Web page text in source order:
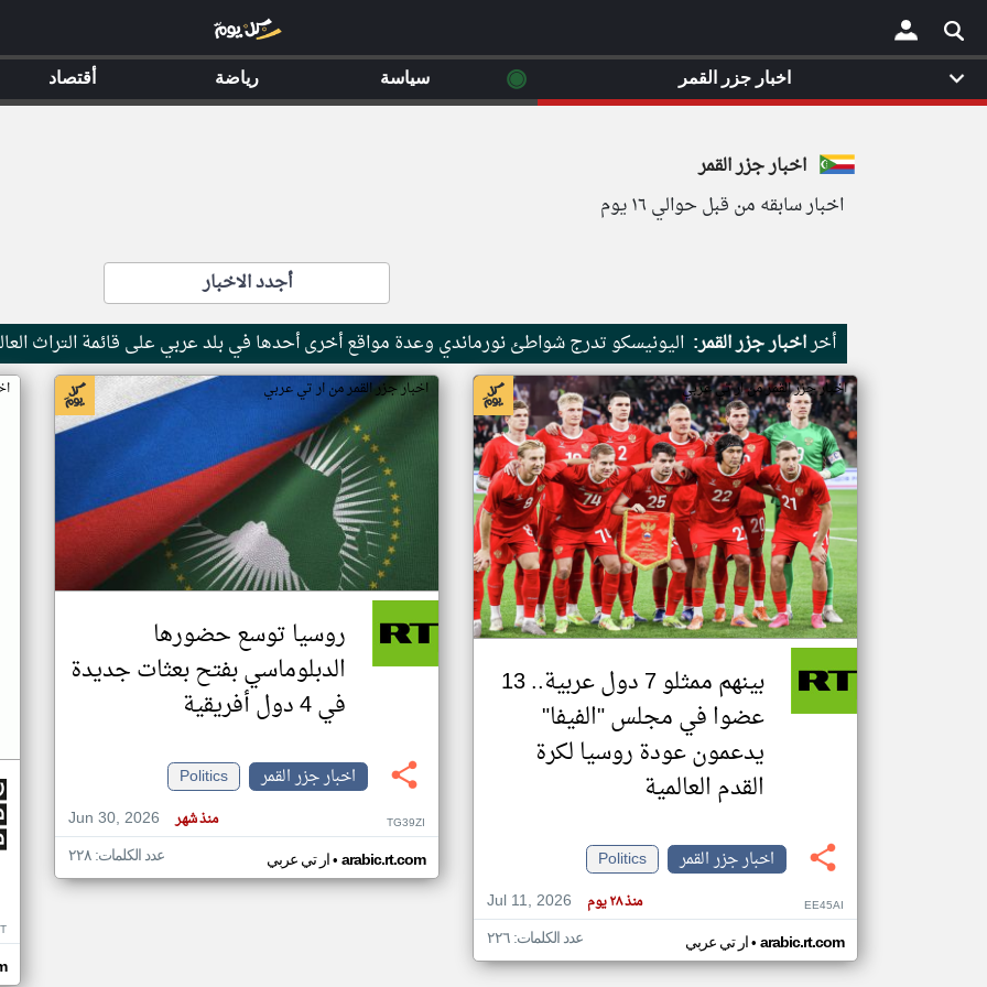
×
اخبار جزر القمر
اخبار سابقه من قبل حوالي ١٦ يوم
أجدد الاخبار
أخراخبار جزر القمر: اليونيسكو تدرج شواطئ نورماندي وعدة مواقع أخرى أحدها في بلد عربي على قائمة التراث
اخبار جزر القمر من ار تي عربي
بينهم ممثلو 7 دول عربية.. 13
عضوا في مجلس "الفيفا"
يدعمون عودة روسيا لكرة
القدم العالمية
اخبار جزر القمر
Politics
Jul 11, 2026
منذ ٢٨ يوم EE45AI
ار تي عربي• arabic.rt.com عدد الكلمات: ٢٢٦
اخبار جزر القمر من ار تي عربي
روسيا توسع حضورها
الدبلوماسي بفتح بعثات جديدة
في 4 دول أفريقية
اخبار جزر القمر
Politics
Jun 30, 2026
منذ شهر TG39ZI
ار تي عربي• arabic.rt.com عدد الكلمات: ٢٢٨
اخبار جزر القمر ◉ سياسة رياضة أقتصاد